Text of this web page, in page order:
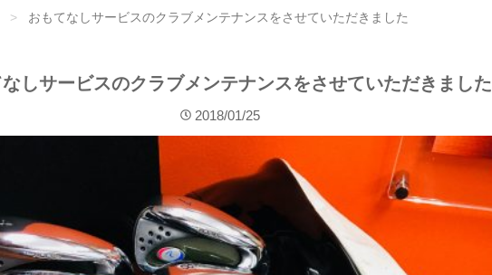
おもてなしサービスのクラブメンテナンスをさせていただきました
しサービスのクラブメンテナンスをさせていただきました
2018/01/25